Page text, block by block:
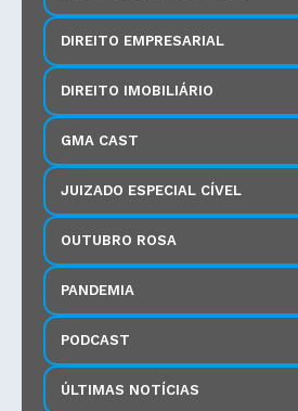
DIREITO EMPRESARIAL
DIREITO IMOBILIÁRIO
GMA CAST
JUIZADO ESPECIAL CÍVEL
OUTUBRO ROSA
PANDEMIA
PODCAST
ÚLTIMAS NOTÍCIAS